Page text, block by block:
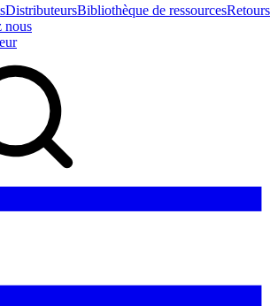
DistributeursBibliothèque de ressourcesRetours
nous